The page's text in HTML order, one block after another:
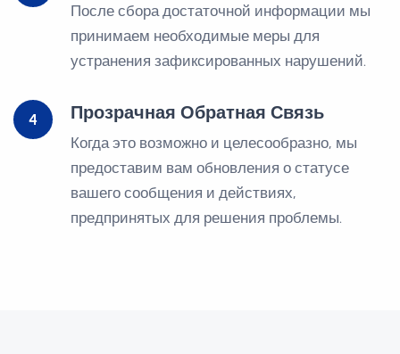
После сбора достаточной информации мы
принимаем необходимые меры для
устранения зафиксированных нарушений.
4 Прозрачная Обратная Связь
Когда это возможно и целесообразно, мы
предоставим вам обновления о статусе
вашего сообщения и действиях,
предпринятых для решения проблемы.